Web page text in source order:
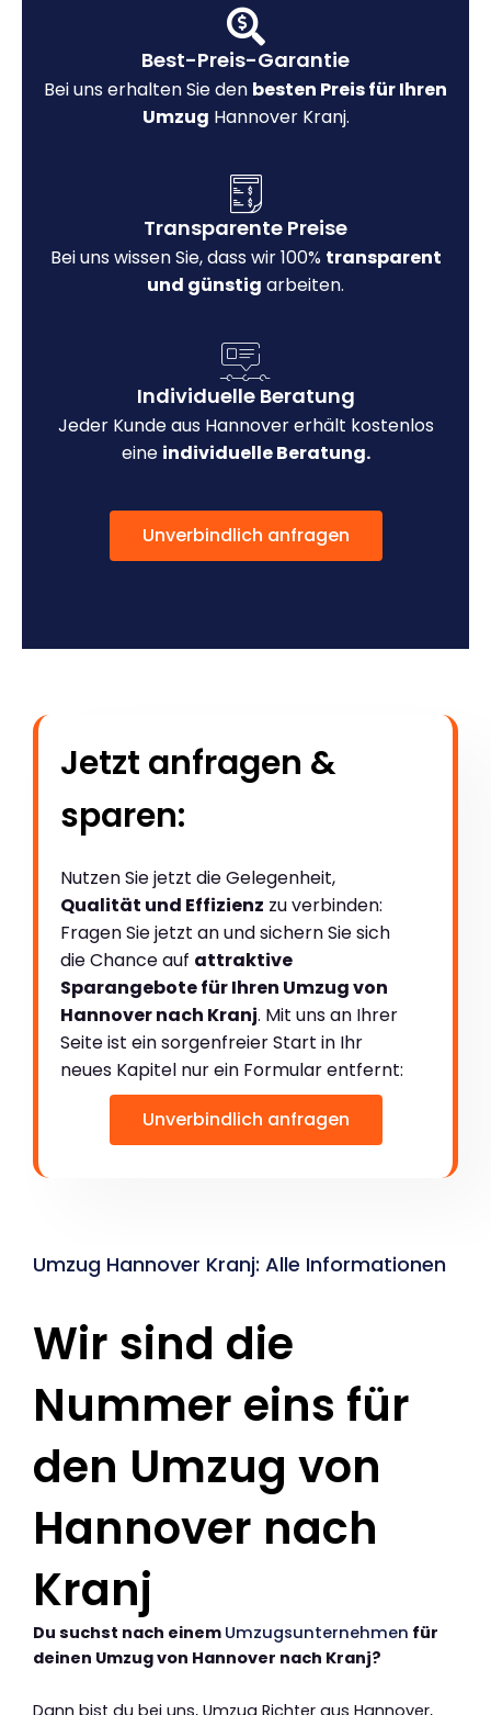
Best-Preis-Garantie
Bei uns erhalten Sie den besten Preis für Ihren
Umzug Hannover Kranj.
Transparente Preise
Bei uns wissen Sie, dass wir 100% transparent
und günstig arbeiten.
Individuelle Beratung
Jeder Kunde aus Hannover erhält kostenlos
eine individuelle Beratung.
Unverbindlich anfragen
Jetzt anfragen &
sparen:
Nutzen Sie jetzt die Gelegenheit,
Qualität und Effizienz zu verbinden:
Fragen Sie jetzt an und sichern Sie sich
die Chance auf attraktive
Sparangebote für Ihren Umzug von
Hannover nach Kranj. Mit uns an Ihrer
Seite ist ein sorgenfreier Start in Ihr
neues Kapitel nur ein Formular entfernt:
Unverbindlich anfragen
Umzug Hannover Kranj: Alle Informationen
Wir sind die
Nummer eins für
den Umzug von
Hannover nach
Kranj
Du suchst nach einem Umzugsunternehmen für
deinen Umzug von Hannover nach Kranj?